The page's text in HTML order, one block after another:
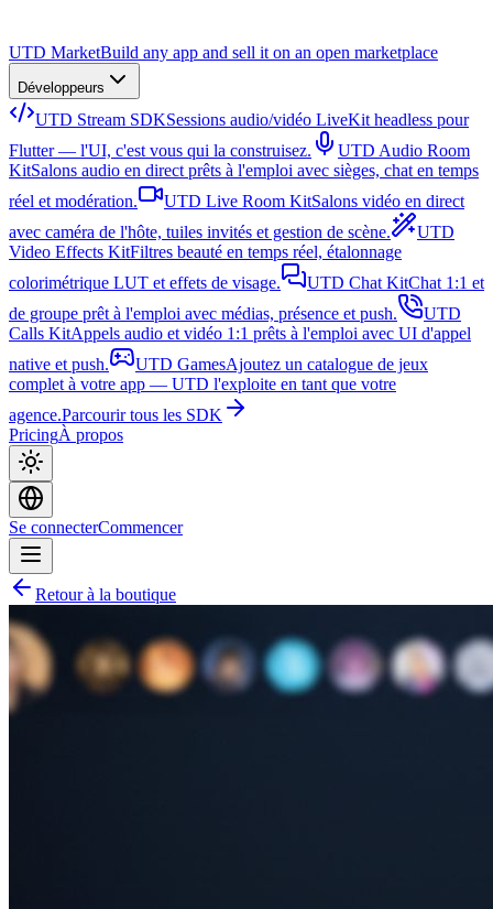
UTD MarketBuild any app and sell it on an open marketplace
Développeurs
UTD Stream SDKSessions audio/vidéo LiveKit headless pour
Flutter — l'UI, c'est vous qui la construisez.
UTD Audio Room
KitSalons audio en direct prêts à l'emploi avec sièges, chat en temps
réel et modération.
UTD Live Room KitSalons vidéo en direct
avec caméra de l'hôte, tuiles invités et gestion de scène.
UTD
Video Effects KitFiltres beauté en temps réel, étalonnage
colorimétrique LUT et effets de visage.
UTD Chat KitChat 1:1 et
de groupe prêt à l'emploi avec médias, présence et push.
UTD
Calls KitAppels audio et vidéo 1:1 prêts à l'emploi avec UI d'appel
native et push.
UTD GamesAjoutez un catalogue de jeux
complet à votre app — UTD l'exploite en tant que votre
agence.Parcourir tous les SDK
PricingÀ propos
Se connecterCommencer
Retour à la boutique